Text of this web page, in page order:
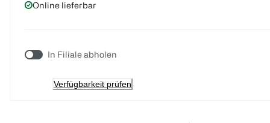
Online lieferbar
In Filiale abholen
Verfügbarkeit prüfen